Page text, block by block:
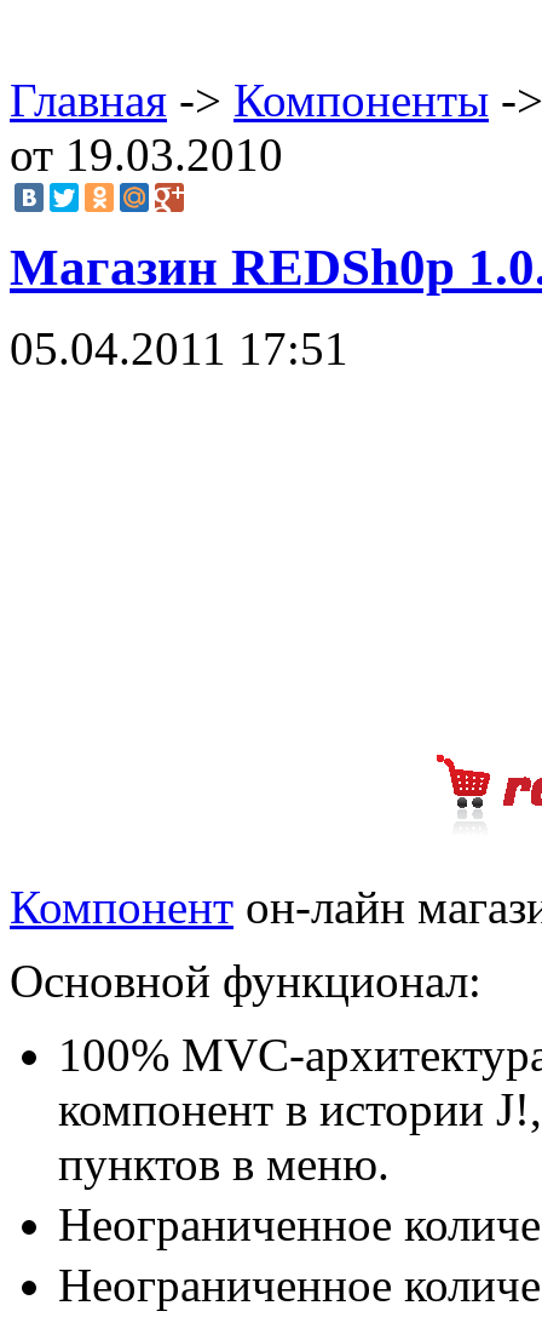
Главная -> Компоненты -
от 19.03.2010
Магазин RЕDSh0p
05.04.2011 17:51
Компонент он-лайн
Основной функционал:
100% MVC-
компонент в истории
пунктов в меню.
Неограниченное
Неограниченное